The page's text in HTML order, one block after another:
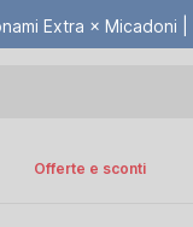
Extra × Micadoni |
Offerte e sconti